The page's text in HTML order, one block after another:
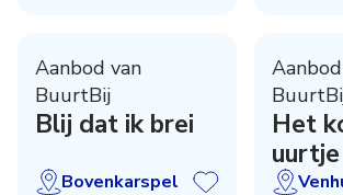
Aanbod van
BuurtBij
Blij dat ik brei
Bovenkarspel
Het
uurtje